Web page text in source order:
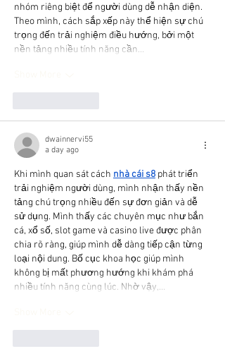
nhóm riêng biệt để người dùng dễ nhận diện.
Theo mình, cách sắp xếp này thể hiện sự chú
trọng đến trải nghiệm điều hướng, bởi một
nền tảng nhiều tính năng cần…
dwainnervi55
a day ago
Khi mình quan sát cách nhà cái s8 phát triển
trải nghiệm người dùng, mình nhận thấy nền
tảng chú trọng nhiều đến sự đơn giản và dễ
sử dụng. Mình thấy các chuyên mục như bắn
cá, xổ số, slot game và casino live được phân
chia rõ ràng, giúp mình dễ dàng tiếp cận từng
loại nội dung. Bố cục khoa học giúp mình
không bị mất phương hướng khi khám phá
nhiều tính năng cùng lúc. Nhờ vậy,…